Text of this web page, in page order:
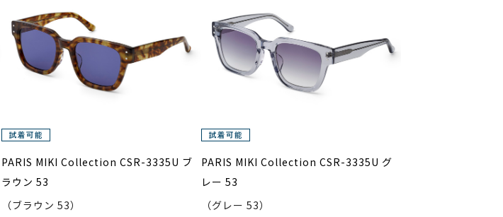
PARIS MIKI Collection CSR-3335U ブ
ラウン 53
（ブラウン 53）
PARIS MIKI Collection CSR-3335U グ
レー 53
（グレー 53）